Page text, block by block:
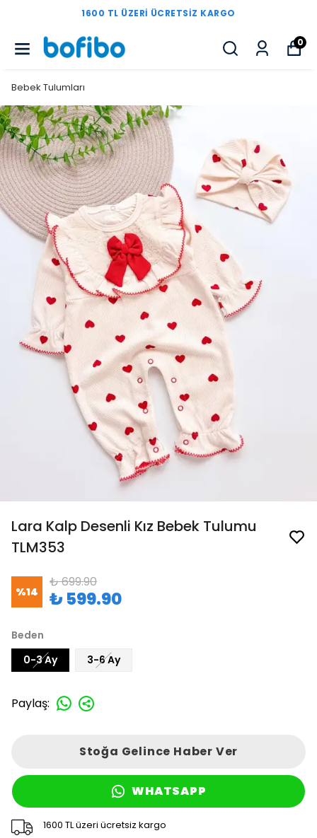
1600 TL ÜZERI ÜCRETSIZ KARGO
0
Bebek Tulumları
Lara Kalp Desenli Kız Bebek Tulumu
TLM353
%14
₺ 699.90
₺ 599.90
Beden
0-3 Ay
3-6 Ay
Paylaş:
Stoğa Gelince Haber Ver
WHATSAPP
1600 TL üzeri ücretsiz kargo